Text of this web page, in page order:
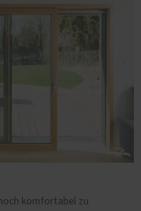
komfortabel zu